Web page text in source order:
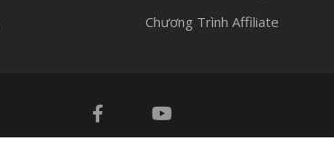
Chương Trình Affiliate